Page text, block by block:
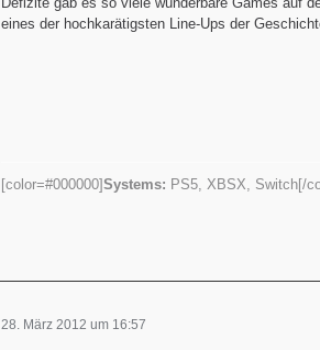
eines der hochkarätigsten Line-Ups der
[color=#000000]Systems: PS5, XBSX, Switch[/
28. März 2012 um 16:57